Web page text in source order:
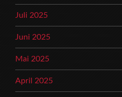
Juli 2025
Juni 2025
Mai 2025
April 2025